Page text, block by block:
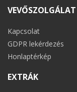
VEVŐSZOLGÁLAT
Kapcsolat
GDPR lekérdezés
Honlaptérkép
EXTRÁK